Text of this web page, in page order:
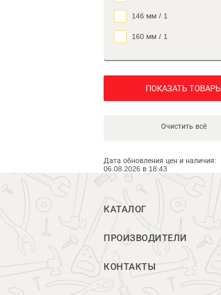
146 мм / 1
160 мм / 1
ПОКАЗАТЬ ТОВАРЫ
Очистить всё
Дата обновления цен и наличия:
06.08.2026 в 18:43
КАТАЛОГ
ПРОИЗВОДИТЕЛИ
КОНТАКТЫ